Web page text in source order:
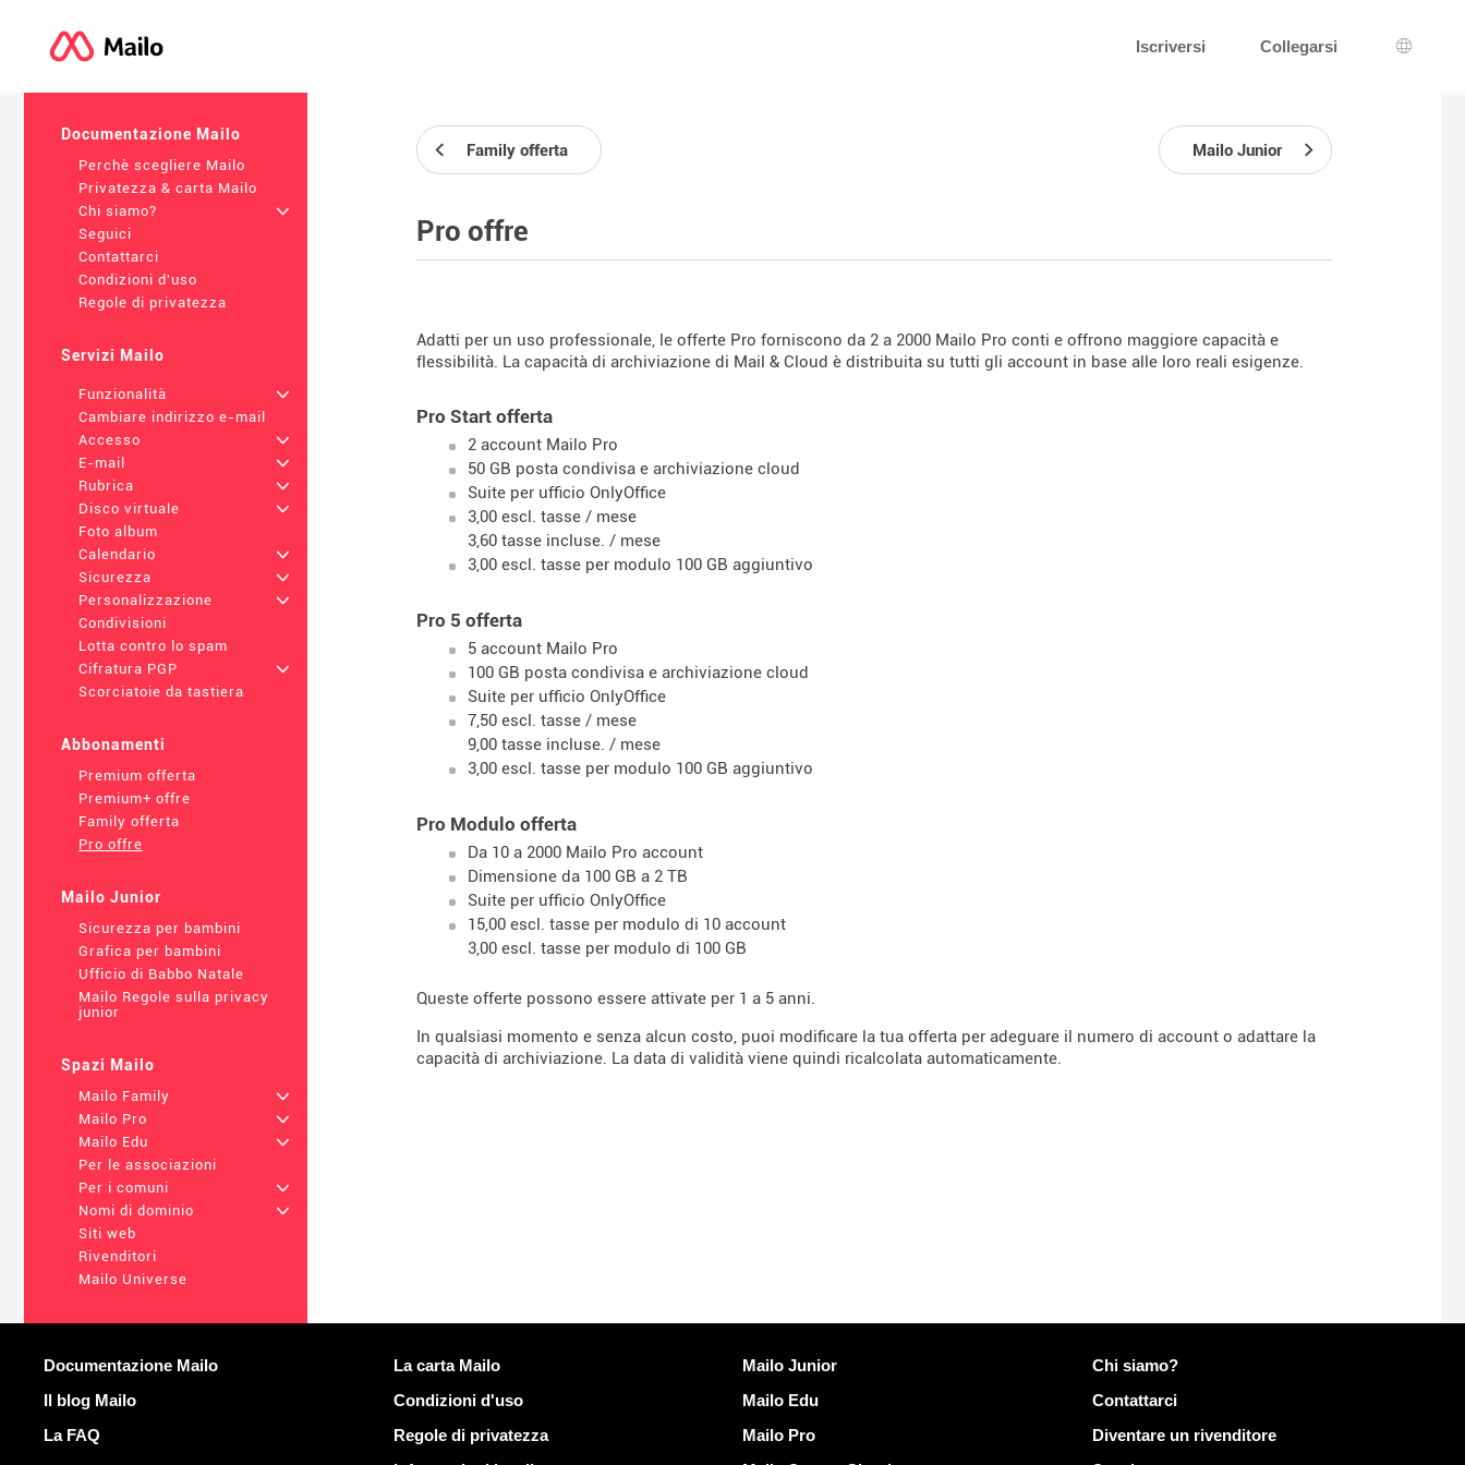
Iscriversi Collegarsi
Scelta
Documentazione Mailo
Perchè scegliere Mailo
Privatezza & carta Mailo
Chi siamo?
+
Seguici
Contattarci
Condizioni d'uso
Regole di privatezza
Servizi Mailo
Funzionalità
+
Cambiare indirizzo e-mail
Accesso
+
E-mail
+
Rubrica
+
Disco virtuale
+
Foto album
Calendario
+
Sicurezza
+
Personalizzazione
+
Condivisioni
Lotta contro lo spam
Cifratura PGP
+
Scorciatoie da tastiera
Abbonamenti
Premium offerta
Premium+ offre
Family offerta
Pro offre
Mailo Junior
Sicurezza per bambini
Grafica per bambini
Ufficio di Babbo Natale
Mailo Regole sulla privacy
junior
Spazi Mailo
Mailo Family
+
Mailo Pro
+
Mailo Edu
+
Per le associazioni
Per i comuni
+
Nomi di dominio
+
Siti web
Rivenditori
Mailo Universe
Family offerta Mailo Junior
Pro offre
Adatti per un uso professionale, le offerte Pro forniscono da 2 a 2000 Mailo Pro conti e offrono maggiore capacità e
flessibilità. La capacità di archiviazione di Mail & Cloud è distribuita su tutti gli account in base alle loro reali esigenze.
Pro Start offerta
2 account Mailo Pro
50 GB posta condivisa e archiviazione cloud
Suite per ufficio OnlyOffice
3,00 escl. tasse / mese
3,60 tasse incluse. / mese
3,00 escl. tasse per modulo 100 GB aggiuntivo
Pro 5 offerta
5 account Mailo Pro
100 GB posta condivisa e archiviazione cloud
Suite per ufficio OnlyOffice
7,50 escl. tasse / mese
9,00 tasse incluse. / mese
3,00 escl. tasse per modulo 100 GB aggiuntivo
Pro Modulo offerta
Da 10 a 2000 Mailo Pro account
Dimensione da 100 GB a 2 TB
Suite per ufficio OnlyOffice
15,00 escl. tasse per modulo di 10 account
3,00 escl. tasse per modulo di 100 GB
Queste offerte possono essere attivate per 1 a 5 anni.
In qualsiasi momento e senza alcun costo, puoi modificare la tua offerta per adeguare il numero di account o adattare la
capacità di archiviazione. La data di validità viene quindi ricalcolata automaticamente.
Più informazioni
Documentazione Mailo
Il blog Mailo
La FAQ
Link utili
La carta Mailo
Condizioni d'uso
Regole di privatezza
Scoprire Mailo
Mailo Junior
Mailo Edu
Mailo Pro
Più informazioni su Mailo
Chi siamo?
Contattarci
Diventare un rivenditore